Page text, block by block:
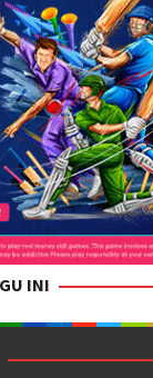
INI